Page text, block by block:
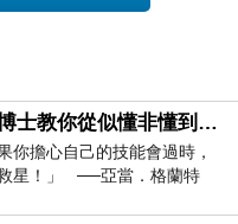
晚餐是880加一乘
技能密碼：MIT博士教你從似懂非懂到穩定輸出，把專業變事業的職能升級攻略 /麥特．比恩(容錯)
你擔心自己的技能會過時，
星！」 ──亞當．格蘭特